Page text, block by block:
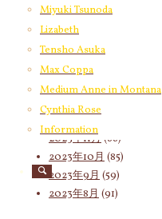
Miyuki Tsunoda
Lizabeth
Tensho Asuka
Max Coppa
Medium Anne in Montana
Cynthia Rose
Information
2024年6月(72)
2024年5月
2024年4月(72)
2024年3月
2024年2月
(55)
2024年1月
2023年11月 (66)
2023年10月 (85)
2023年9月 (59)
2023年8月 (91)